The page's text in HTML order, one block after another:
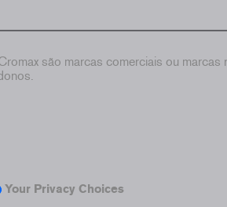
são marcas comerciais ou
Your Privacy Choices